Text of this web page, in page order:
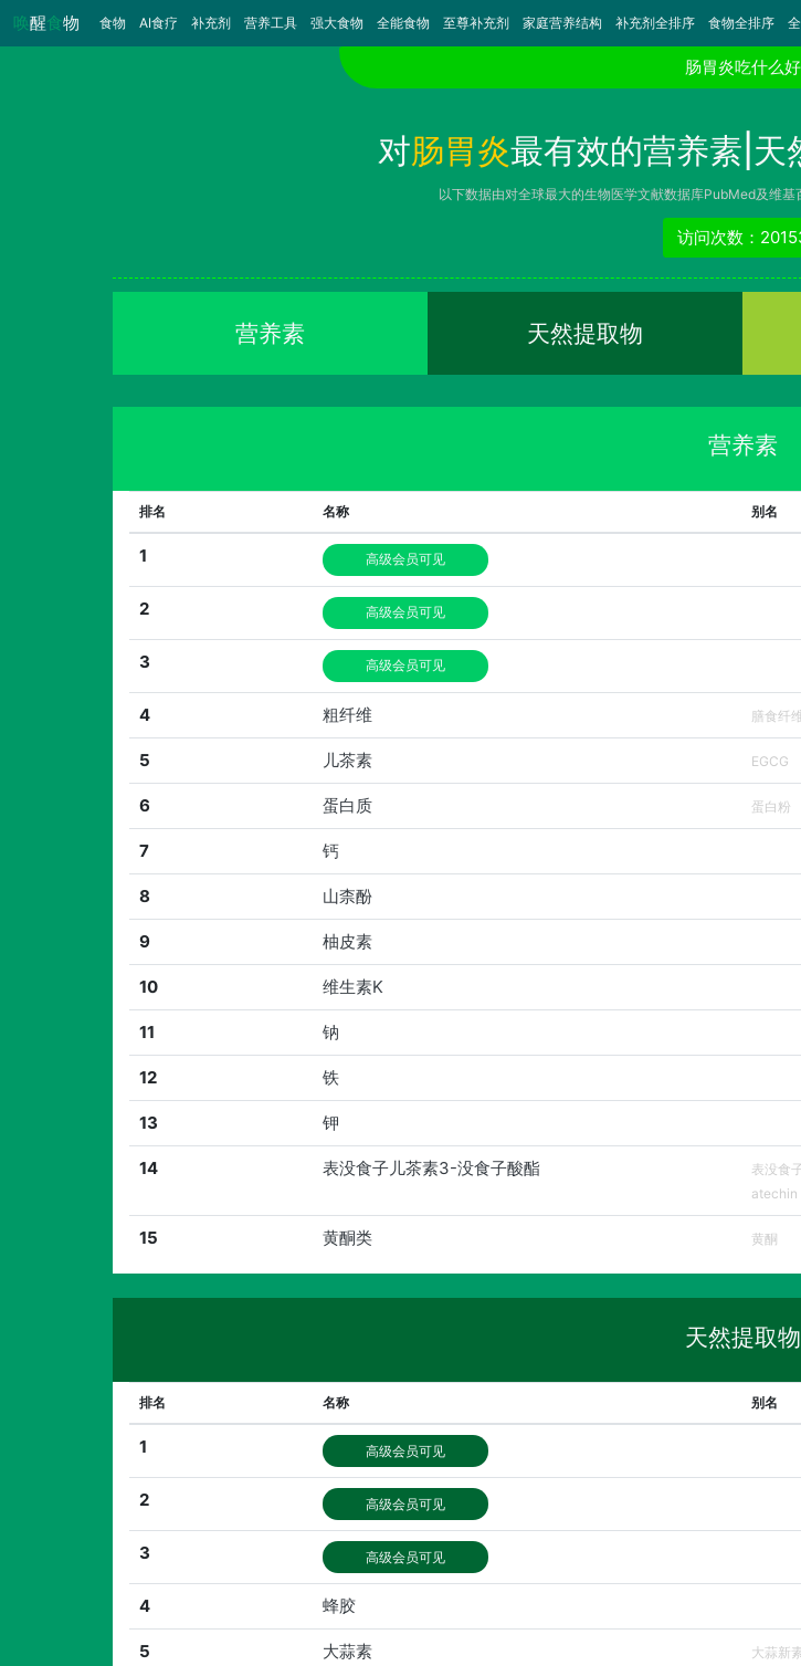
唤醒食物 食物 （当前）
AI食疗 补充剂 营养工具 强大食物 全能食物 至尊补充剂 家庭营养结构 补充剂全排序 食物全排序
肠胃炎吃什么好
对肠胃炎最有效的营养素|天
以下数据由对全球最大的生物医学文献数据库PubMed及维
访问次数：
营养素 天然提取物
营养素
排名 名称 别名
1 高级会员可见
2 高级会员可见
3 高级会员可见
4 粗纤维 膳食纤
5 儿茶素 EGCG
6 蛋白质 蛋白粉
7 钙
8 山柰酚
9 柚皮素
10 维生素K
11 钠
12 铁
13 钾
14 表没食子儿茶素3-没食子酸酯
表没食
atechin
15 黄酮类 黄酮
天然提取物
排名 名称 别名
1 高级会员可见
2 高级会员可见
3 高级会员可见
4 蜂胶
5 大蒜素 大蒜新